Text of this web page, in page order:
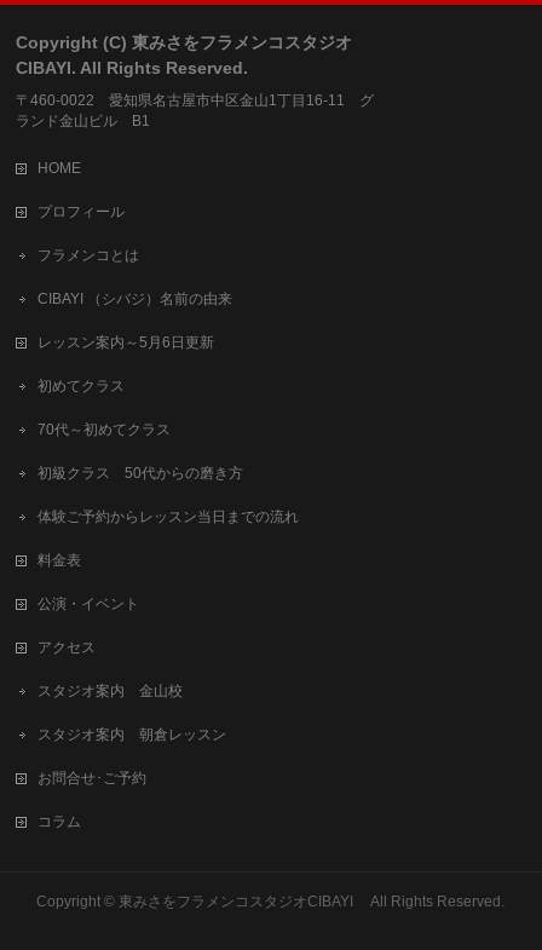
Copyright (C) 東みさをフラメンコスタジオ
CIBAYI. All Rights Reserved.
〒460-0022 愛知県名古屋市中区金山1丁目16-11 グ
ランド金山ビル B1
HOME
プロフィール
フラメンコとは
CIBAYI （シバジ）名前の由来
レッスン案内～5月6日更新
初めてクラス
70代～初めてクラス
初級クラス 50代からの磨き方
体験ご予約からレッスン当日までの流れ
料金表
公演・イベント
アクセス
スタジオ案内 金山校
スタジオ案内 朝倉レッスン
お問合せ･ご予約
コラム
Copyright © 東みさをフラメンコスタジオCIBAYI All Rights Reserved.